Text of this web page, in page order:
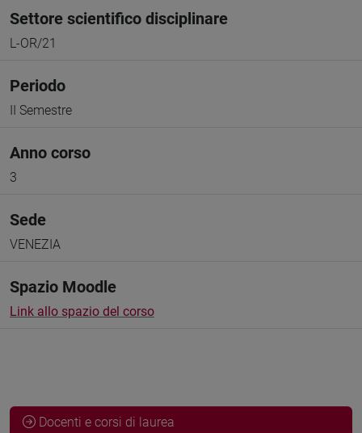
Settore scientifico disciplinare
L-OR/21
Periodo
II Semestre
Anno corso
3
Sede
VENEZIA
Spazio Moodle
Link allo spazio del corso
Docenti e corsi di laurea